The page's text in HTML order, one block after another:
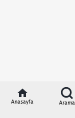
Anasayfa Arama